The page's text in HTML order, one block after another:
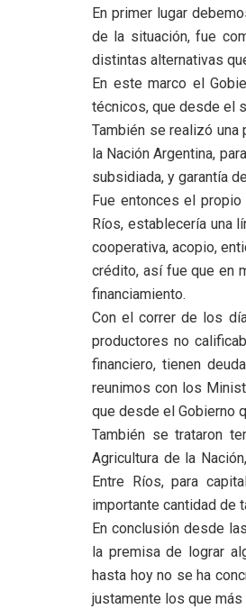
En primer lugar
de la situación, fue
distintas alternativas
En este marco el
técnicos, que desde el
También se realizó una
la Nación Argentina,
subsidiada, y garantía
Fue entonces el
Ríos, establecería una
cooperativa, acopio,
crédito, así fue que en
financiamiento.
Con el correr de los
productores no
financiero, tienen
reunimos con los
que desde el Gobierno
También se trataron
Agricultura de la
Entre Ríos, para
importante cantidad de
En conclusión desde
la premisa de lograr
hasta hoy no se ha
justamente los que más